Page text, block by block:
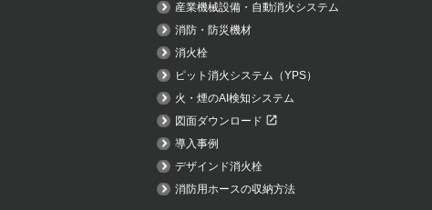
産業機械設備・自動消火システム
消防・防災機材
消火栓
ピット消火システム（YPS）
火・煙のAI検知システム
図面ダウンロード
導入事例
デザインド消火栓
消防用ホースの収納方法